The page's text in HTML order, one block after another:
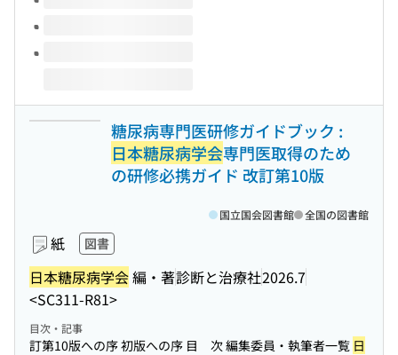
糖尿病専門医研修ガイドブック :
日本糖尿病学会専門医取得のため
の研修必携ガイド 改訂第10版
紙 図書
日本糖尿病学会編・著診断と治療社2026.7
<SC311-R81>
国立国会図書館 全国の図書館
目次・記事
訂第10版への序 初版への序 目 次 編集委員・執筆者一覧 日